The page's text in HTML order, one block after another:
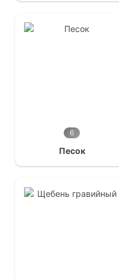
6
Песок